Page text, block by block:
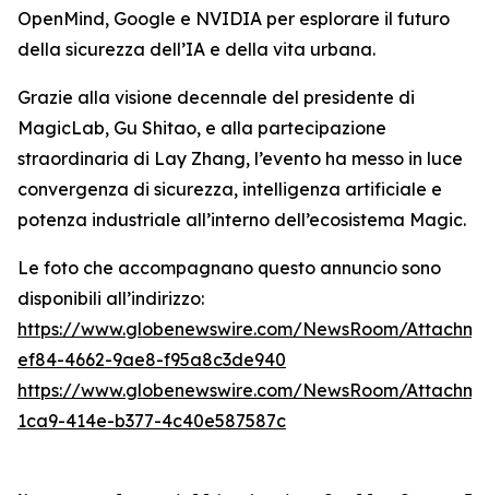
OpenMind, Google e NVIDIA per esplorare il futuro
della sicurezza dell’IA e della vita urbana.
Grazie alla visione decennale del presidente di
MagicLab, Gu Shitao, e alla partecipazione
straordinaria di Lay Zhang, l’evento ha messo in luce
convergenza di sicurezza, intelligenza artificiale e
potenza industriale all’interno dell’ecosistema Magic.
Le foto che accompagnano questo annuncio sono
disponibili all’indirizzo:
https://www.globenewswire.com/NewsRoom/
ef84-4662-9ae8-f95a8c3de940
https://www.globenewswire.com/NewsRoom/
1ca9-414e-b377-4c40e587587c